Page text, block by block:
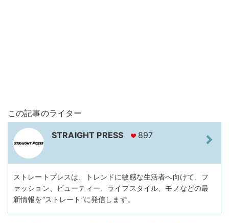
この記事のライター
STRAIGHT PRESS 897
ストレートプレスは、トレンドに敏感な生活者へ向けて、フ
ァッション、ビューティー、ライフスタイル、モノなどの最
新情報を“ストレート”に発信します。